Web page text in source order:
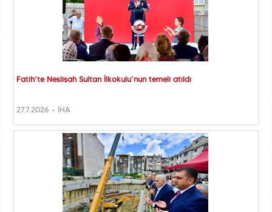
Fatih’te Neslişah Sultan İlkokulu’nun temeli atıldı
27.7.2026 - İHA